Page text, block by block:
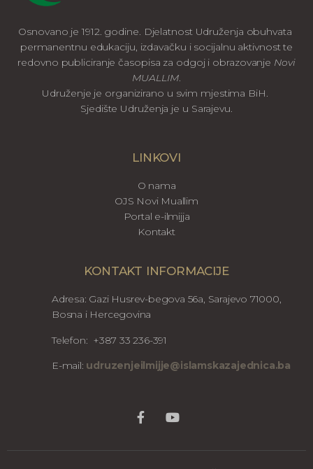
Osnovano je 1912. godine. Djelatnost Udruženja obuhvata
permanentnu edukaciju, izdavačku i socijalnu aktivnost te
redovno publiciranje časopisa za odgoj i obrazovanje Novi
MUALLIM.
Udruženje je organizirano u svim mjestima BiH.
Sjedište Udruženja je u Sarajevu.
LINKOVI
O nama
OJS Novi Muallim
Portal e-ilmijja
Kontakt
KONTAKT INFORMACIJE
Adresa: Gazi Husrev-begova 56a, Sarajevo 71000,
Bosna i Hercegovina
Telefon: +387 33 236-391
E-mail: udruzenjeilmijje@islamskazajednica.ba